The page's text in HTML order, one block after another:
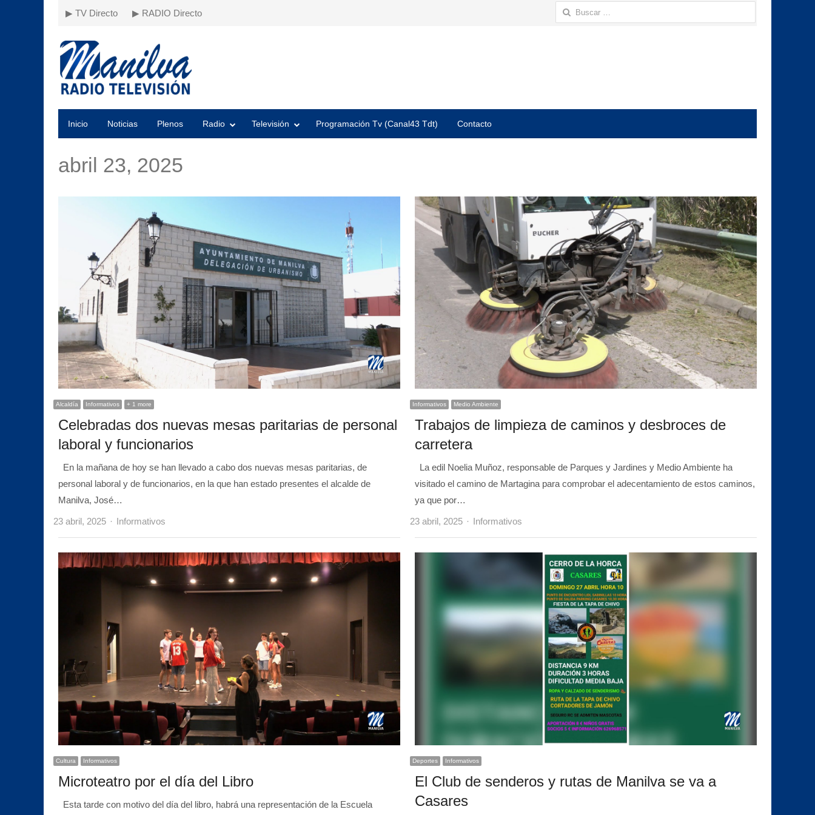
▶ TV Directo ▶ RADIO Directo Buscar:
Inicio Noticias Plenos Radio Televisión Programación Tv (Canal43 Tdt) Contacto
abril 23, 2025
Alcaldía Informativos + 1 more
Celebradas dos nuevas mesas paritarias de personal
laboral y funcionarios
En la mañana de hoy se han llevado a cabo dos nuevas mesas paritarias, de
personal laboral y de funcionarios, en la que han estado presentes el alcalde de
Manilva, José…
23 abril, 2025 Author
Informativos
Informativos Medio Ambiente
Trabajos de limpieza de caminos y desbroces de
carretera
La edil Noelia Muñoz, responsable de Parques y Jardines y Medio Ambiente ha
visitado el camino de Martagina para comprobar el adecentamiento de estos caminos,
ya que por…
23 abril, 2025 Author
Informativos
Cultura Informativos
Microteatro por el día del Libro
Esta tarde con motivo del día del libro, habrá una representación de la Escuela
Deportes Informativos
El Club de senderos y rutas de Manilva se va a
Casares